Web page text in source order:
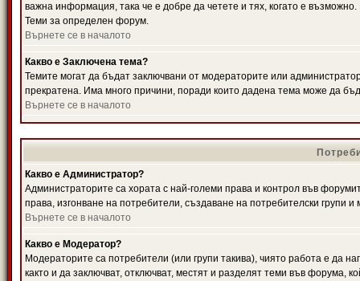
важна информация, така че е добре да четете и тях, когато е
Теми за определен форум.
Върнете се в началото
Какво е Заключена тема?
Темите могат да бъдат заключвани от модераторите или
прекратена. Има много причини, поради които дадена тема може да
Върнете се в началото
Какво е Администратор?
Администраторите са хората с най-големи права и контрол във
права, изгонване на потребители, създаване на потребителски групи
Върнете се в началото
Какво е Модератор?
Модераторите са потребители (или групи такива), чиято работа е да
както и да заключват, отключват, местят и разделят теми във форума,